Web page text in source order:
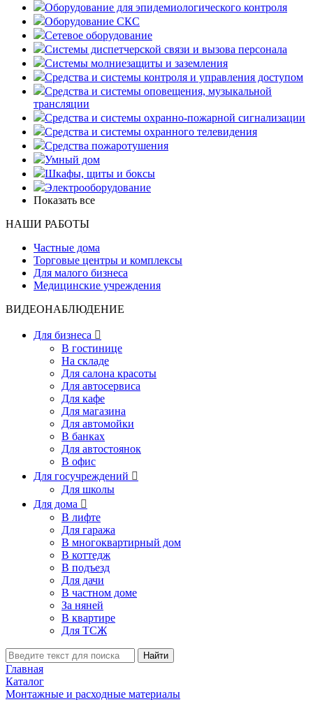
Оборудование для эпидемиологического контроля
Оборудование СКС
Сетевое оборудование
Системы диспетчерской связи и вызова персонала
Системы молниезащиты и заземления
Средства и системы контроля и управления доступом
Средства и системы оповещения, музыкальной
трансляции
Средства и системы охранно-пожарной сигнализации
Средства и системы охранного телевидения
Средства пожаротушения
Умный дом
Шкафы, щиты и боксы
Электрооборудование
Показать все
НАШИ РАБОТЫ
Частные дома
Торговые центры и комплексы
Для малого бизнеса
Медицинские учреждения
ВИДЕОНАБЛЮДЕНИЕ
Для бизнеса 
В гостинице
На складе
Для салона красоты
Для автосервиса
Для кафе
Для магазина
Для автомойки
В банках
Для автостоянок
В офис
Для госучреждений 
Для школы
Для дома 
В лифте
Для гаража
В многоквартирный дом
В коттедж
В подъезд
Для дачи
В частном доме
За няней
В квартире
Для ТСЖ
Найти
Главная
Каталог
Монтажные и расходные материалы